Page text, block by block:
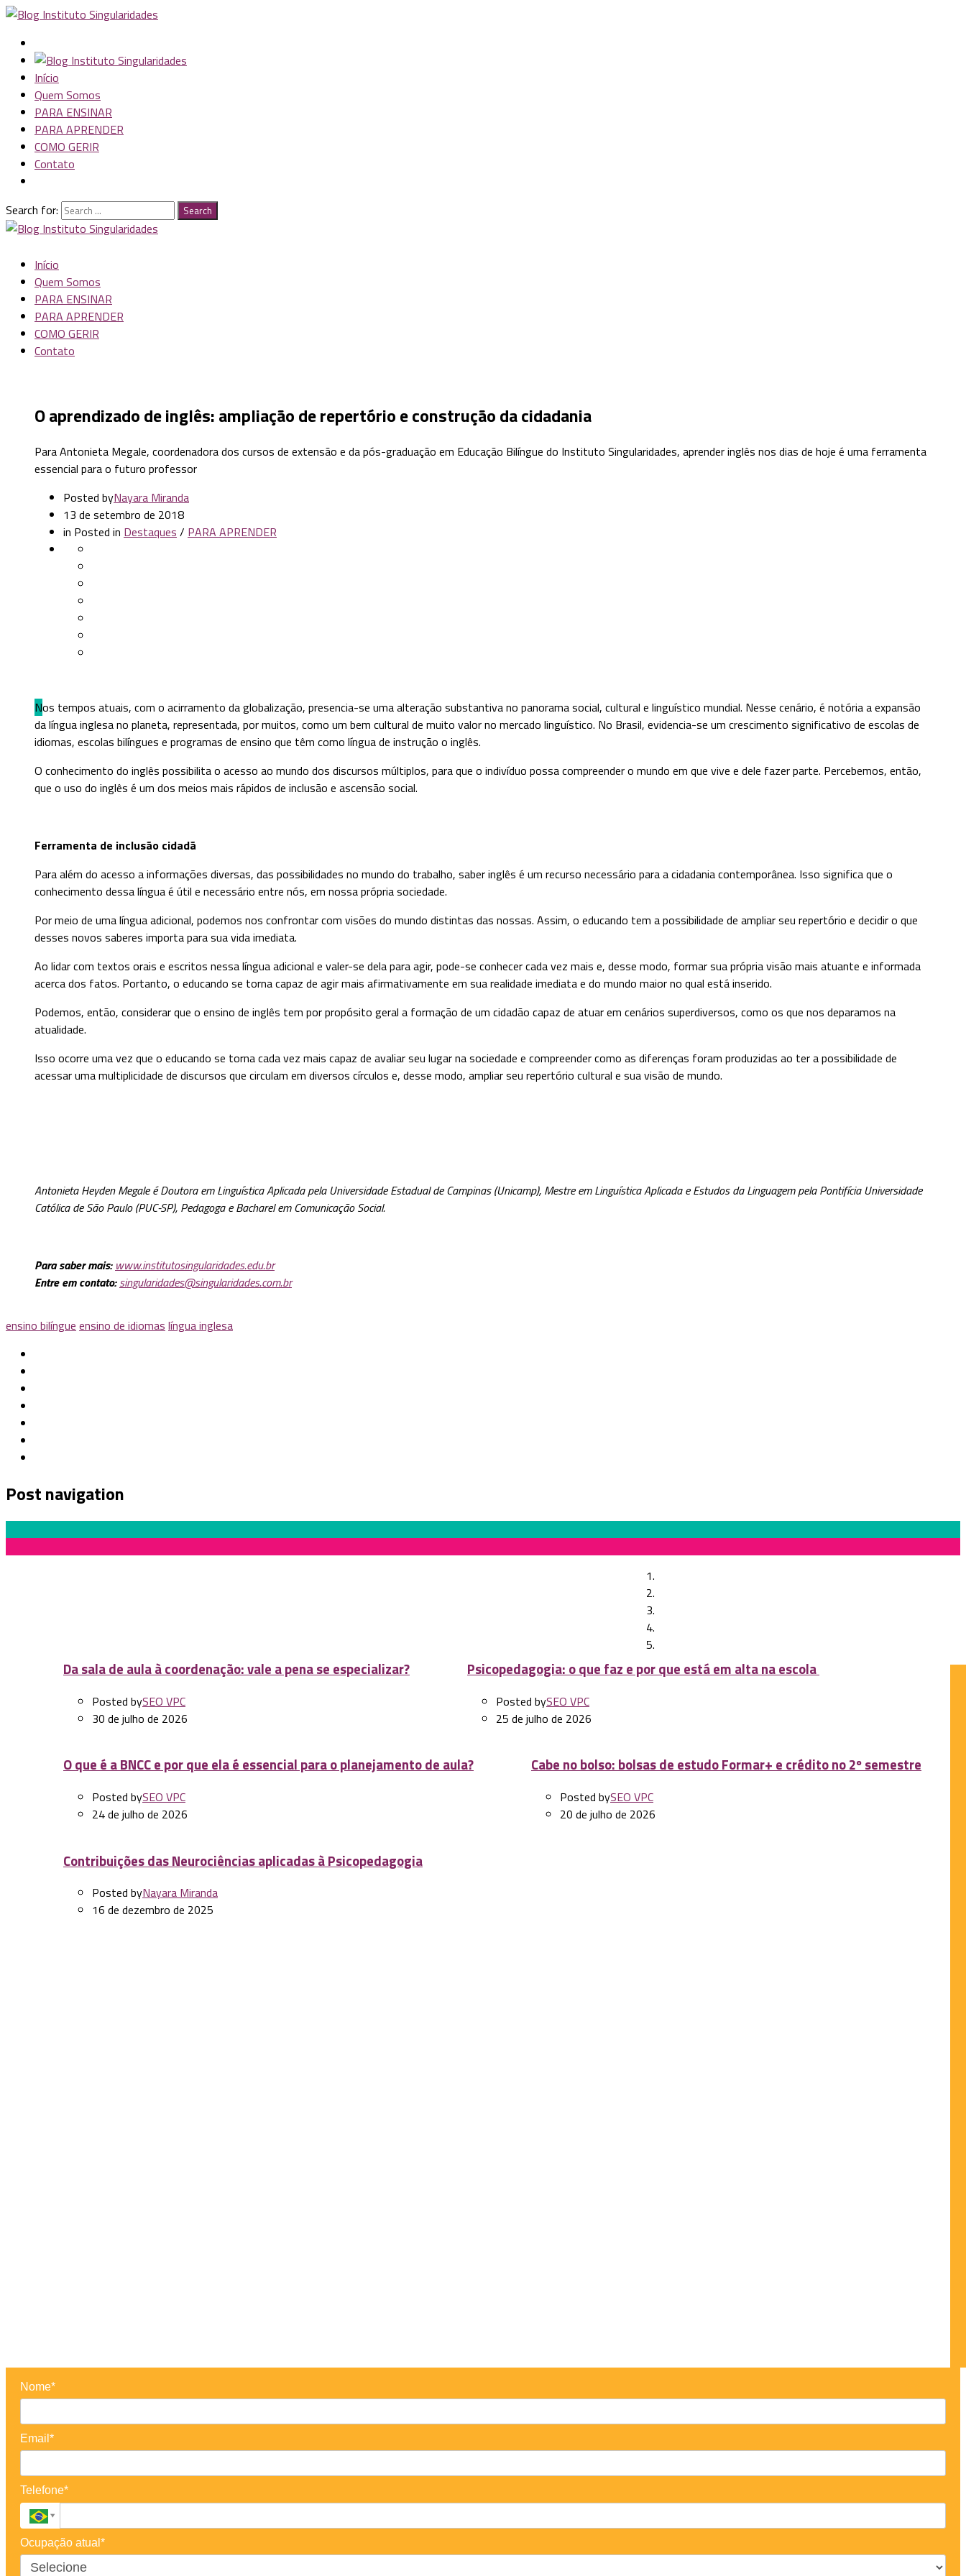
Início
Quem Somos
PARA ENSINAR
PARA APRENDER
COMO GERIR
Contato
Search for: Search
Início
Quem Somos
PARA ENSINAR
PARA APRENDER
COMO GERIR
Contato
O aprendizado de inglês: ampliação de repertório e construção da cidadania
Para Antonieta Megale, coordenadora dos cursos de extensão e da pós-graduação em Educação Bilíngue do Instituto Singularidades, aprender inglês nos dias de hoje é uma ferramenta
essencial para o futuro professor
Posted byNayara Miranda
13 de setembro de 2018
in Posted in Destaques / PARA APRENDER
Nos tempos atuais, com o acirramento da globalização, presencia-se uma alteração substantiva no panorama social, cultural e linguístico mundial. Nesse cenário, é notória a expansão
da língua inglesa no planeta, representada, por muitos, como um bem cultural de muito valor no mercado linguístico. No Brasil, evidencia-se um crescimento significativo de escolas de
idiomas, escolas bilíngues e programas de ensino que têm como língua de instrução o inglês.
O conhecimento do inglês possibilita o acesso ao mundo dos discursos múltiplos, para que o indivíduo possa compreender o mundo em que vive e dele fazer parte. Percebemos, então,
que o uso do inglês é um dos meios mais rápidos de inclusão e ascensão social.
Ferramenta de inclusão cidadã
Para além do acesso a informações diversas, das possibilidades no mundo do trabalho, saber inglês é um recurso necessário para a cidadania contemporânea. Isso significa que o
conhecimento dessa língua é útil e necessário entre nós, em nossa própria sociedade.
Por meio de uma língua adicional, podemos nos confrontar com visões do mundo distintas das nossas. Assim, o educando tem a possibilidade de ampliar seu repertório e decidir o que
desses novos saberes importa para sua vida imediata.
Ao lidar com textos orais e escritos nessa língua adicional e valer-se dela para agir, pode-se conhecer cada vez mais e, desse modo, formar sua própria visão mais atuante e informada
acerca dos fatos. Portanto, o educando se torna capaz de agir mais afirmativamente em sua realidade imediata e do mundo maior no qual está inserido.
Podemos, então, considerar que o ensino de inglês tem por propósito geral a formação de um cidadão capaz de atuar em cenários superdiversos, como os que nos deparamos na
atualidade.
Isso ocorre uma vez que o educando se torna cada vez mais capaz de avaliar seu lugar na sociedade e compreender como as diferenças foram produzidas ao ter a possibilidade de
acessar uma multiplicidade de discursos que circulam em diversos círculos e, desse modo, ampliar seu repertório cultural e sua visão de mundo.
Antonieta Heyden Megale é Doutora em Linguística Aplicada pela Universidade Estadual de Campinas (Unicamp), Mestre em Linguística Aplicada e Estudos da Linguagem pela Pontifícia Universidade
Católica de São Paulo (PUC-SP), Pedagoga e Bacharel em Comunicação Social.
Para saber mais: www.institutosingularidades.edu.br
Entre em contato: singularidades@singularidades.com.br
ensino bilíngue ensino de idiomas língua inglesa
Post navigation
Previous Post
Da sala de aula à coordenação: vale a pena se especializar?
Posted bySEO VPC
30 de julho de 2026
Psicopedagogia: o que faz e por que está em alta na escola
Posted bySEO VPC
25 de julho de 2026
O que é a BNCC e por que ela é essencial para o planejamento de aula?
Posted bySEO VPC
24 de julho de 2026
Cabe no bolso: bolsas de estudo Formar+ e crédito no 2º semestre
Posted bySEO VPC
20 de julho de 2026
Contribuições das Neurociências aplicadas à Psicopedagogia
Posted byNayara Miranda
16 de dezembro de 2025
Nome*
Email*
Telefone*
Ocupação atual*